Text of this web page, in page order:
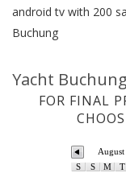
android tv with 200
Buchung
Yacht
FOR FINAL
August
S
S M T